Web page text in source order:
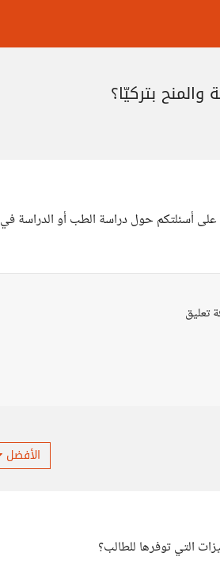
بتركيّا؟
أسئلتكم حول دراسة الطب أو الدراسة في
تعليق
الأفضل
التي توفرها للطالب؟